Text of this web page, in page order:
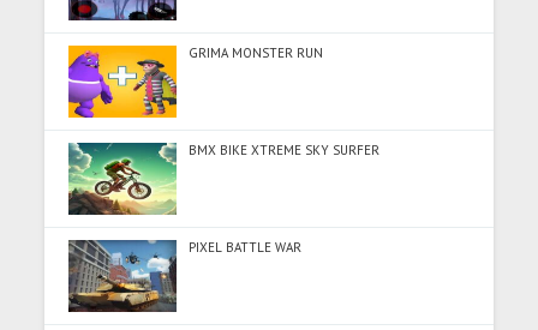
GRIMA MONSTER RUN
BMX BIKE XTREME SKY SURFER
PIXEL BATTLE WAR